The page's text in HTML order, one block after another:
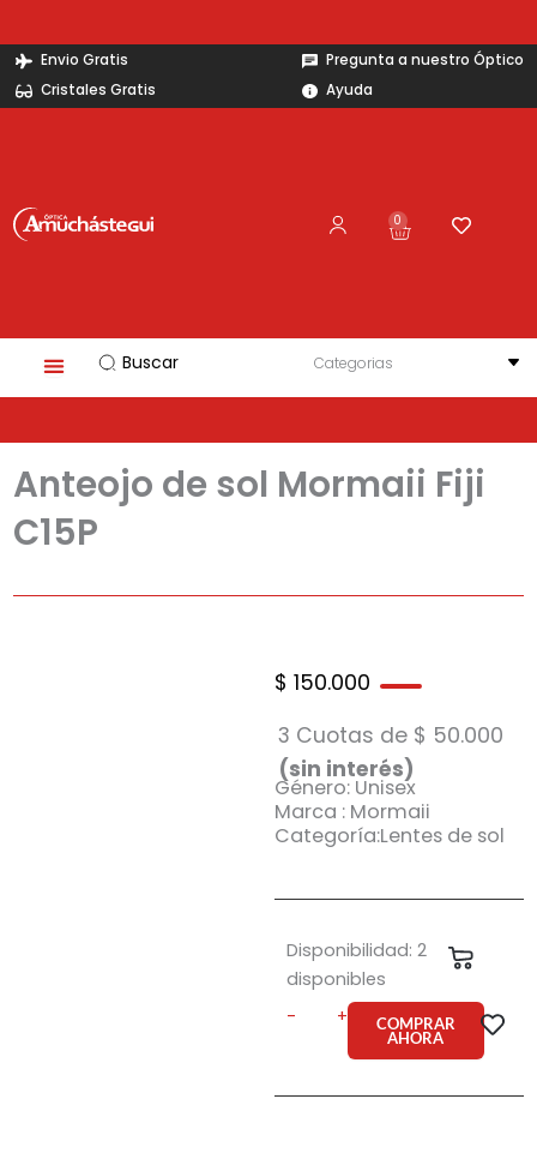
al
contenido
Envio Gratis
Cristales Gratis
Pregunta a nuestro Óptico
Ayuda
0
Carrito
Search
Anteojo de sol Mormaii Fiji
C15P
$ 150.000
3 Cuotas de $ 50.000
(sin interés)
Género: Unisex
Marca : Mormaii
Categoría:Lentes de sol
Disponibilidad: 2
disponibles
-
Anteojo
de
Mormaii
cantidad
+ COMPRAR
AHORA